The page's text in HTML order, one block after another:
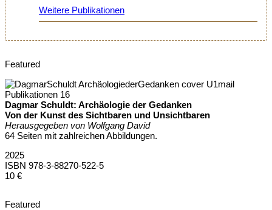
Weitere Publikationen
Featured
Publikationen 16
Dagmar Schuldt: Archäologie der Gedanken
Von der Kunst des Sichtbaren und Unsichtbaren
Herausgegeben von Wolfgang David
64 Seiten mit zahlreichen Abbildungen.
2025
ISBN 978-3-88270-522-5
10 €
Featured